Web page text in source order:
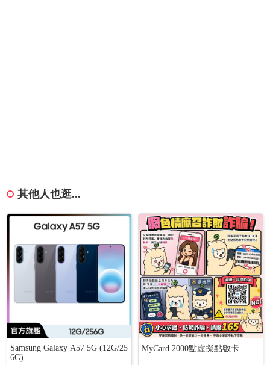
其他人也逛...
Samsung Galaxy A57 5G (12G/25
6G)
MyCard 2000點虛擬點數卡